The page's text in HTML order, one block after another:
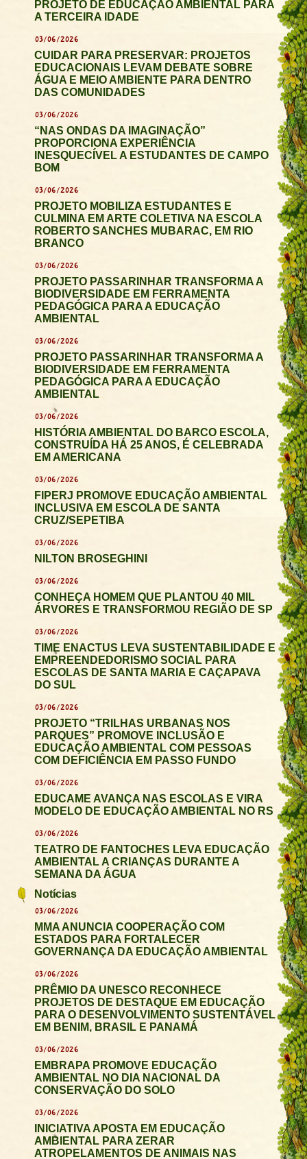
PROJETO DE EDUCAÇÃO AMBIENTAL PARA
A TERCEIRA IDADE
03/06/2026
CUIDAR PARA PRESERVAR: PROJETOS
EDUCACIONAIS LEVAM DEBATE SOBRE
ÁGUA E MEIO AMBIENTE PARA DENTRO
DAS COMUNIDADES
03/06/2026
“NAS ONDAS DA IMAGINAÇÃO”
PROPORCIONA EXPERIÊNCIA
INESQUECÍVEL A ESTUDANTES DE CAMPO
BOM
03/06/2026
PROJETO MOBILIZA ESTUDANTES E
CULMINA EM ARTE COLETIVA NA ESCOLA
ROBERTO SANCHES MUBARAC, EM RIO
BRANCO
03/06/2026
PROJETO PASSARINHAR TRANSFORMA A
BIODIVERSIDADE EM FERRAMENTA
PEDAGÓGICA PARA A EDUCAÇÃO
AMBIENTAL
03/06/2026
PROJETO PASSARINHAR TRANSFORMA A
BIODIVERSIDADE EM FERRAMENTA
PEDAGÓGICA PARA A EDUCAÇÃO
AMBIENTAL
03/06/2026
HISTÓRIA AMBIENTAL DO BARCO ESCOLA,
CONSTRUÍDA HÁ 25 ANOS, É CELEBRADA
EM AMERICANA
03/06/2026
FIPERJ PROMOVE EDUCAÇÃO AMBIENTAL
INCLUSIVA EM ESCOLA DE SANTA
CRUZ/SEPETIBA
03/06/2026
NILTON BROSEGHINI
03/06/2026
CONHEÇA HOMEM QUE PLANTOU 40 MIL
ÁRVORES E TRANSFORMOU REGIÃO DE SP
03/06/2026
TIME ENACTUS LEVA SUSTENTABILIDADE E
EMPREENDEDORISMO SOCIAL PARA
ESCOLAS DE SANTA MARIA E CAÇAPAVA
DO SUL
03/06/2026
PROJETO “TRILHAS URBANAS NOS
PARQUES” PROMOVE INCLUSÃO E
EDUCAÇÃO AMBIENTAL COM PESSOAS
COM DEFICIÊNCIA EM PASSO FUNDO
03/06/2026
EDUCAME AVANÇA NAS ESCOLAS E VIRA
MODELO DE EDUCAÇÃO AMBIENTAL NO RS
03/06/2026
TEATRO DE FANTOCHES LEVA EDUCAÇÃO
AMBIENTAL A CRIANÇAS DURANTE A
SEMANA DA ÁGUA
Notícias
03/06/2026
MMA ANUNCIA COOPERAÇÃO COM
ESTADOS PARA FORTALECER
GOVERNANÇA DA EDUCAÇÃO AMBIENTAL
03/06/2026
PRÊMIO DA UNESCO RECONHECE
PROJETOS DE DESTAQUE EM EDUCAÇÃO
PARA O DESENVOLVIMENTO SUSTENTÁVEL
EM BENIM, BRASIL E PANAMÁ
03/06/2026
EMBRAPA PROMOVE EDUCAÇÃO
AMBIENTAL NO DIA NACIONAL DA
CONSERVAÇÃO DO SOLO
03/06/2026
INICIATIVA APOSTA EM EDUCAÇÃO
AMBIENTAL PARA ZERAR
ATROPELAMENTOS DE ANIMAIS NAS